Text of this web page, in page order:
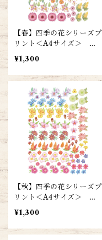
【春】四季の花シリーズプ
リント＜A4サイズ＞ 送
料込み
¥1,300
【秋】四季の花シリーズプ
リント＜A4サイズ＞ 送
料込み
¥1,300